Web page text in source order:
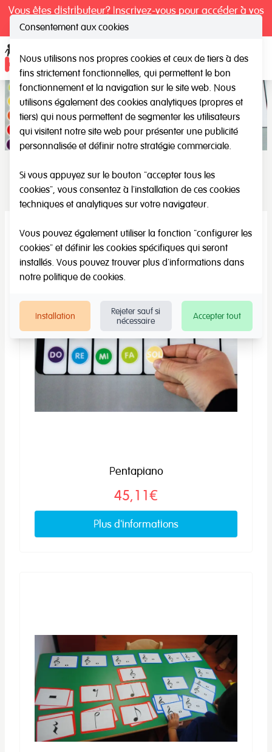
Vous êtes distributeur? Inscrivez-vous pour accéder à vos
tarifs exclusifs.
Musical
Pentapiano
45,11€
Plus d'informations
Consentement aux cookies
Nous utilisons nos propres cookies et ceux de tiers à des
fins strictement fonctionnelles, qui permettent le bon
fonctionnement et la navigation sur le site web. Nous
utilisons également des cookies analytiques (propres et
tiers) qui nous permettent de segmenter les utilisateurs
qui visitent notre site web pour présenter une publicité
personnalisée et définir notre stratégie commerciale.
Si vous appuyez sur le bouton "accepter tous les
cookies", vous consentez à l'installation de ces cookies
techniques et analytiques sur votre navigateur.
Vous pouvez également utiliser la fonction "configurer les
cookies" et définir les cookies spécifiques qui seront
installés. Vous pouvez trouver plus d'informations dans
notre politique de cookies.
Installation
Rejeter sauf si
nécessaire
Accepter tout